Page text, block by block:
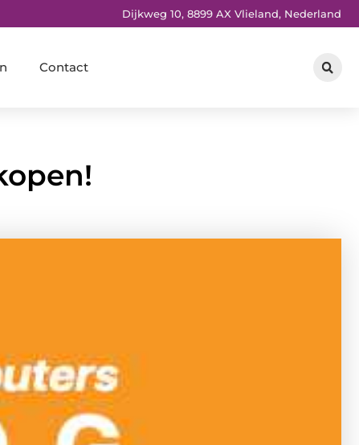
Dijkweg 10, 8899 AX Vlieland, Nederland
Contact